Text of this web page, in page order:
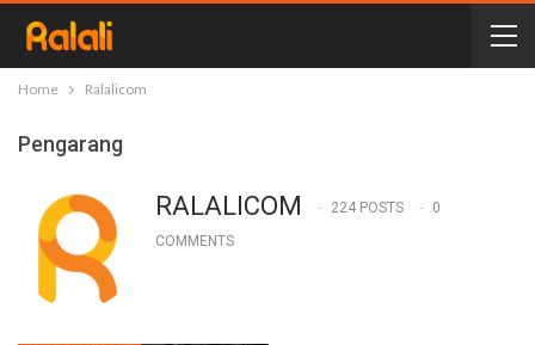
Home Ralalicom
Pengarang
RALALICOM 224 POSTS
0
COMMENTS